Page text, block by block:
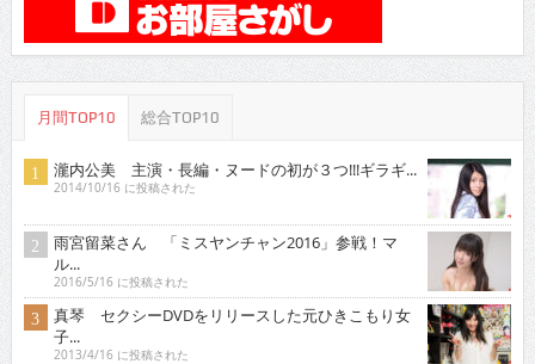
月間TOP10 総合TOP10
瀧内公美 主演・長編・ヌードの初が３つ!!!ギラギ...
2014/10/16 に投稿された
雨宮留菜さん 「ミスヤンチャン2016」参戦！マ
ル...
2016/5/16 に投稿された
真琴 セクシーDVDをリリースした元ひきこもり女
子...
2013/4/16 に投稿された